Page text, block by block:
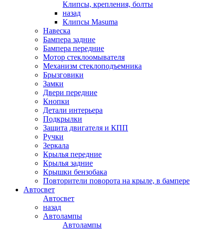
Клипсы, крепления, болты
назад
Клипсы Masuma
Навеска
Бампера задние
Бампера передние
Мотор стеклоомывателя
Механизм стеклоподъемника
Брызговики
Замки
Двери передние
Кнопки
Детали интерьера
Подкрылки
Защита двигателя и КПП
Ручки
Зеркала
Крылья передние
Крылья задние
Крышки бензобака
Повторители поворота на крыле, в бампере
Автосвет
Автосвет
назад
Автолампы
Автолампы